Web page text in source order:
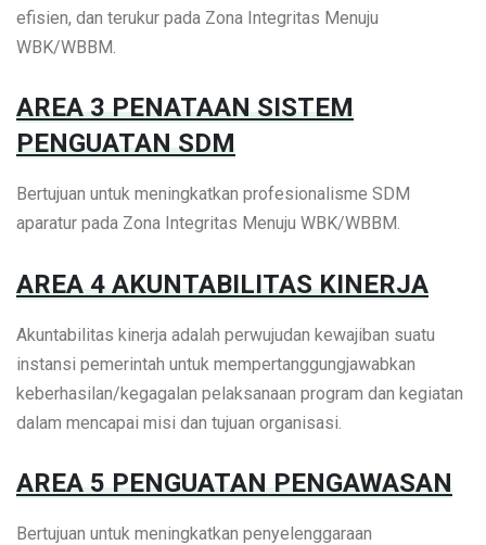
efisien, dan terukur pada Zona Integritas Menuju
WBK/WBBM.
AREA 3 PENATAAN SISTEM
PENGUATAN SDM
Bertujuan untuk meningkatkan profesionalisme SDM
aparatur pada Zona Integritas Menuju WBK/WBBM.
AREA 4 AKUNTABILITAS KINERJA
Akuntabilitas kinerja adalah perwujudan kewajiban suatu
instansi pemerintah untuk mempertanggungjawabkan
keberhasilan/kegagalan pelaksanaan program dan kegiatan
dalam mencapai misi dan tujuan organisasi.
AREA 5 PENGUATAN PENGAWASAN
Bertujuan untuk meningkatkan penyelenggaraan